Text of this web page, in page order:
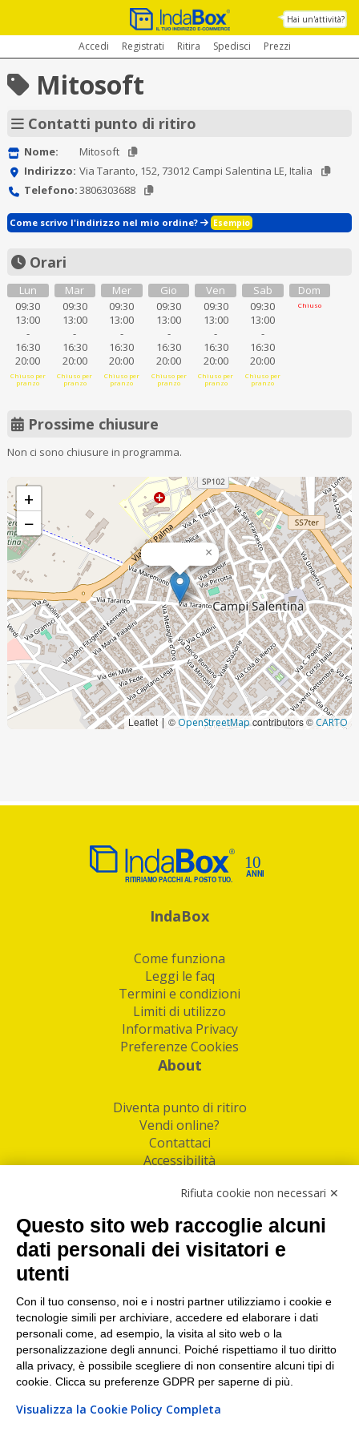
Hai un'attività?
Accedi Registrati Ritira Spedisci Prezzi
Mitosoft
Contatti punto di ritiro
Nome:
Mitosoft
Indirizzo: Via Taranto, 152, 73012 Campi Salentina LE, Italia
Telefono:3806303688
Come scrivo l'indirizzo nel mio ordine? Esempio
Orari
Lun
09:30
13:00
-
16:30
20:00
Chiuso per
pranzo
Mar
09:30
13:00
-
16:30
20:00
Chiuso per
pranzo
Mer
09:30
13:00
-
16:30
20:00
Chiuso per
pranzo
Gio
09:30
13:00
-
16:30
20:00
Chiuso per
pranzo
Ven
09:30
13:00
-
16:30
20:00
Chiuso per
pranzo
Sab
09:30
13:00
-
16:30
20:00
Chiuso per
pranzo
Dom
Chiuso
Prossime chiusure
Non ci sono chiusure in programma.
×
+
−
Leaflet | © OpenStreetMapcontributors ©CARTO
IndaBox
Come funziona
Leggi le faq
Termini e condizioni
Limiti di utilizzo
Informativa Privacy
Preferenze Cookies
About
Diventa punto di ritiro
Vendi online?
Contattaci
Accessibilità
Facebook
Linkedin
I nostri punti di ritiro e spedizione pacchi nelle
maggiori città italiane
Torino|Milano|Roma|Bologna|Firenze| Genova
Napoli|Varese
Rifiuta cookie non necessari ✕
Questo sito web raccoglie alcuni
dati personali dei visitatori e
utenti
Con il tuo consenso, noi e i nostri partner utilizziamo i cookie e
tecnologie simili per archiviare, accedere ed elaborare i dati
personali come, ad esempio, la visita al sito web o la
personalizzazione degli annunci. Poiché rispettiamo il tuo diritto
alla privacy, è possibile scegliere di non consentire alcuni tipi di
cookie. Clicca su preferenze GDPR per saperne di più.
Visualizza la Cookie Policy Completa